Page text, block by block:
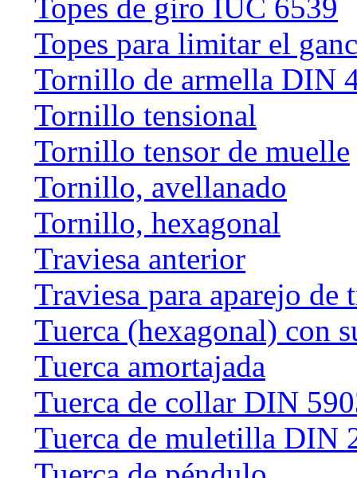
Topes de giro IUC 6539
Topes para limitar el
Tornillo de armella DIN
Tornillo tensional
Tornillo tensor de muelle
Tornillo, avellanado
Tornillo, hexagonal
Traviesa anterior
Traviesa para aparejo
Tuerca (hexagonal) con
Tuerca amortajada
Tuerca de collar DIN
Tuerca de muletilla DIN